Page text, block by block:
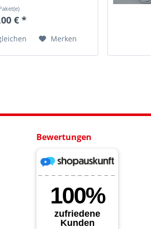
bietet maximale
hochwertigste
€ *
Merken
Bewertungen